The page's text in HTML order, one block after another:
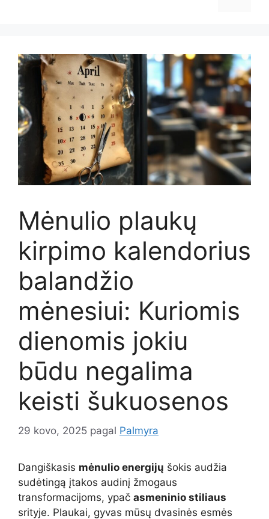
Mėnulio plaukų
kirpimo kalendorius
balandžio
mėnesiui: Kuriomis
dienomis jokiu
būdu negalima
keisti šukuosenos
29 kovo, 2025 pagal Palmyra
Dangiškasis mėnulio energijų šokis audžia
sudėtingą įtakos audinį žmogaus
transformacijoms, ypač asmeninio stiliaus
srityje. Plaukai, gyvas mūsų dvasinės esmės